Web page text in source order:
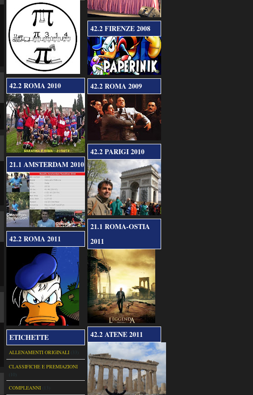
42.2 ROMA 2010
21.1 AMSTERDAM 2010
42.2 ROMA 2011
ETICHETTE
ALLENAMENTI ORIGINALI (33)
CLASSIFICHE E PREMIAZIONI
(10)
COMPLEANNI (13)
42.2 FIRENZE 2008
42.2 ROMA 2009
42.2 PARIGI 2010
21.1 ROMA-OSTIA
2011
42.2 ATENE 2011